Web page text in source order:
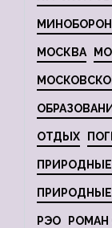
МОСКВА
ОТДЫХ
РЭО РОМАН